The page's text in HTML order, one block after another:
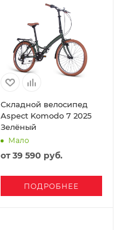
Складной велосипед
Aspect Komodo 7 2025
Зелёный
Мало
от39 590 руб.
ПОДРОБНЕЕ